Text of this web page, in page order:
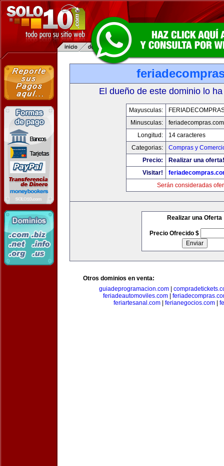
El dueño de este dominio lo
Mayusculas:
Minusculas:
feriadecompras.com
Longitud:
14 caracteres
Categorias:
Compras y
Precio:
Realizar una oferta!
Visitar!
Serán consideradas
Realizar una Oferta
Precio Ofrecido $
Otros dominios en venta:
guiadeprogramacion.com|
feriadeautomoviles.com
feriartesanal.com| ferianegocios.com|